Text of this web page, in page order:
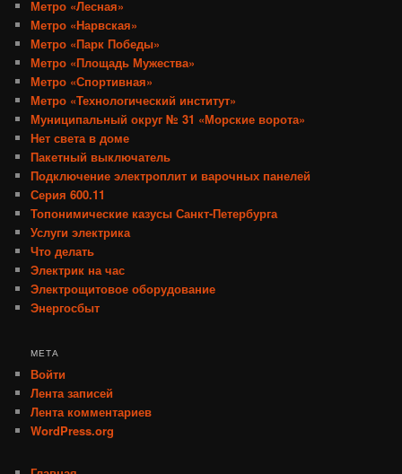
Метро «Лесная»
Метро «Нарвская»
Метро «Парк Победы»
Метро «Площадь Мужества»
Метро «Спортивная»
Метро «Технологический институт»
Муниципальный округ № 31 «Морские ворота»
Нет света в доме
Пакетный выключатель
Подключение электроплит и варочных панелей
Серия 600.11
Топонимические казусы Санкт-Петербурга
Услуги электрика
Что делать
Электрик на час
Электрощитовое оборудование
Энергосбыт
МЕТА
Войти
Лента записей
Лента комментариев
WordPress.org